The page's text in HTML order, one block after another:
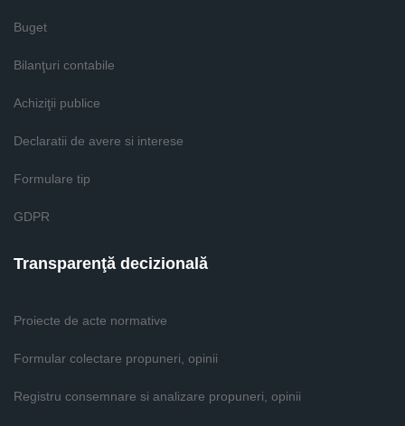
Buget
Bilanţuri contabile
Achiziţii publice
Declaratii de avere si interese
Formulare tip
GDPR
Transparenţă decizională
Proiecte de acte normative
Formular colectare propuneri, opinii
Registru consemnare si analizare propuneri, opinii